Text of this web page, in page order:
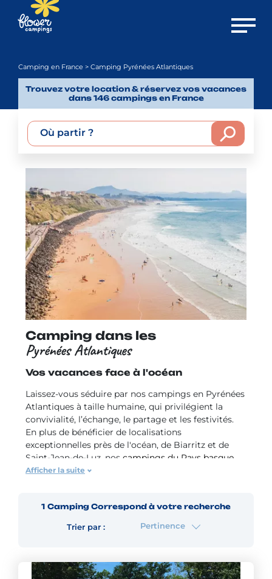
Ouvrir
Camping en France > Camping Pyrénées Atlantiques
Trouvez votre location & réservez vos vacances
dans 146 campings en France
Où partir ?
Camping dans les
Pyrénées Atlantiques
Vos vacances face à l'océan
Laissez-vous séduire par nos campings en Pyrénées
Atlantiques à taille humaine, qui privilégient la
convivialité, l’échange, le partage et les festivités.
En plus de bénéficier de localisations
exceptionnelles près de l'océan, de Biarritz et de
Saint-Jean-de-Luz, nos campings du Pays basque
proposent tous les services nécessaires pour passer
également des soirées animées, des tournois
sportifs, des balades guidées dans la région et de
dégustations culinaires. Pour les plus jeunes, ils
réservé aux 6 à 12 ans. Chez Flower Campings, nos
campings offrent un cadre privilégié pour vos
Afficher la suite
1 Camping Correspond à votre recherche
Trier par : Pertinence